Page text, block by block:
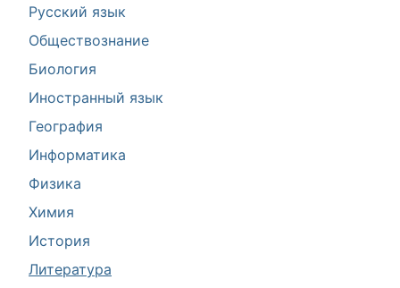
Русский язык
Обществознание
Биология
Иностранный язык
География
Информатика
Физика
Химия
История
Литература